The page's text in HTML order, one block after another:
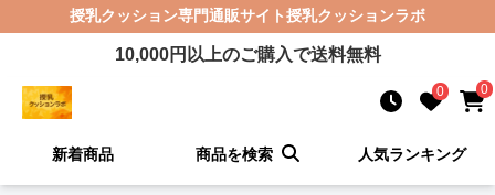
授乳クッション専門通販サイト授乳クッションラボ
10,000円以上のご購入で送料無料
0 0
新着商品 商品を検索 人気ランキング